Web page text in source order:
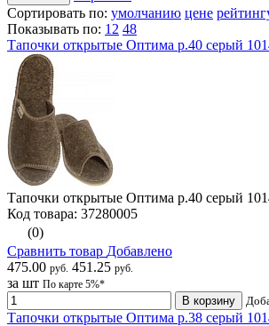
Сортировать по: умолчанию цене
Показывать по: 12 48
Тапочки открытые Оптима р.40 серый
Тапочки открытые Оптима р.40 серый
Код товара: 37280005
(0)
Сравнить товар Добавлено
475.00 руб. 451.25 руб.
за шт По карте 5%*
В корзину
Тапочки открытые Оптима р.38 серый